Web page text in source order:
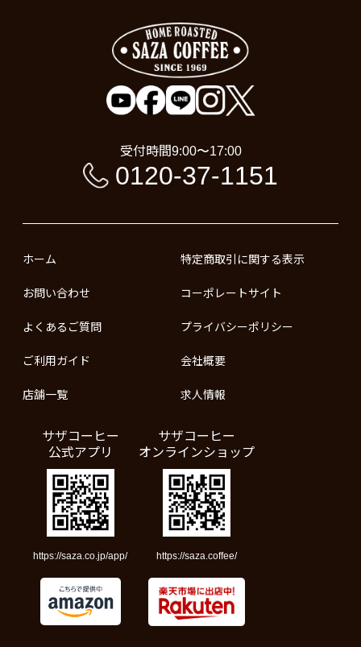
受付時間9:00〜17:00
0120-37-1151
ホーム
お問い合わせ
よくあるご質問
ご利用ガイド
店舗一覧
特定商取引に関する表示
コーポレートサイト
プライバシーポリシー
会社概要
求人情報
サザコーヒー
公式アプリ
https://saza.co.jp/app/
サザコーヒー
オンラインショップ
https://saza.coffee/